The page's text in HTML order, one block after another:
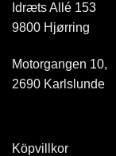
Idræts Allé 153
9800 Hjørring
Motorgangen 10,
2690 Karlslunde
Köpvillkor